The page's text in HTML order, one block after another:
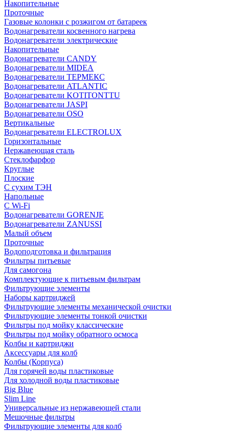
Накопительные
Проточные
Газовые колонки с розжигом от батареек
Водонагреватели косвенного нагрева
Водонагреватели электрические
Накопительные
Водонагреватели CANDY
Водонагреватели MIDEA
Водонагреватели ТЕРМЕКС
Водонагреватели ATLANTIC
Водонагреватели KOTITONTTU
Водонагреватели JASPI
Водонагреватели OSO
Вертикальные
Водонагреватели ELECTROLUX
Горизонтальные
Нержавеющая сталь
Стеклофарфор
Круглые
Плоские
С сухим ТЭН
Напольные
С Wi-Fi
Водонагреватели GORENJE
Водонагреватели ZANUSSI
Малый объем
Проточные
Водоподготовка и фильтрация
Фильтры питьевые
Для самогона
Комплектующие к питьевым фильтрам
Фильтрующие элементы
Наборы картриджей
Фильтрующие элементы механической очистки
Фильтрующие элементы тонкой очистки
Фильтры под мойку классические
Фильтры под мойку обратного осмоса
Колбы и картриджи
Аксессуары для колб
Колбы (Корпуса)
Для горячей воды пластиковые
Для холодной воды пластиковые
Big Blue
Slim Line
Универсальные из нержавеющей стали
Мешочные фильтры
Фильтрующие элементы для колб